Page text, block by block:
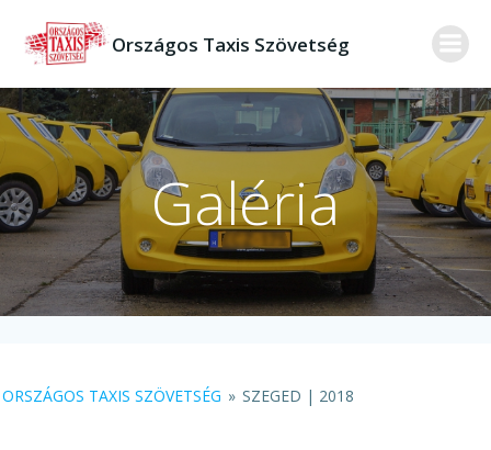
to
Országos Taxis Szövetség
Galéria
ORSZÁGOS TAXIS SZÖVETSÉG » SZEGED | 2018